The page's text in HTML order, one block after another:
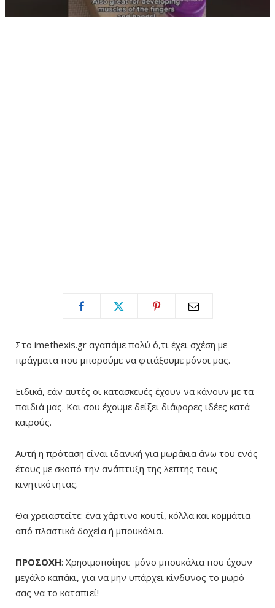
Στο imethexis.gr αγαπάμε πολύ ό,τι έχει σχέση με
πράγματα που μπορούμε να φτιάξουμε μόνοι μας.
Ειδικά, εάν αυτές οι κατασκευές έχουν να κάνουν με τα
παιδιά μας. Και σου έχουμε δείξει διάφορες ιδέες κατά
καιρούς.
Αυτή η πρόταση είναι ιδανική για μωράκια άνω του ενός
έτους με σκοπό την ανάπτυξη της λεπτής τους
κινητικότητας.
Θα χρειαστείτε: ένα χάρτινο κουτί, κόλλα και κομμάτια
από πλαστικά δοχεία ή μπουκάλια.
ΠΡΟΣΟΧΗ: Χρησιμοποίησε μόνο μπουκάλια που έχουν
μεγάλο καπάκι, για να μην υπάρχει κίνδυνος το μωρό
σας να το καταπιεί!